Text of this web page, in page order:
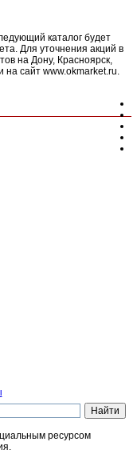
каталог будет
Для уточнения акций в
на Дону, Красноярск,
сайт www.okmarket.ru.
ресурсом